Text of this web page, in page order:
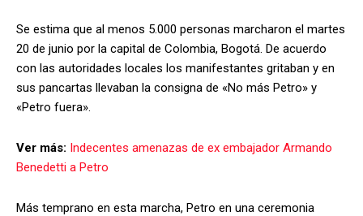
Se estima que al menos 5.000 personas marcharon el martes
20 de junio por la capital de Colombia, Bogotá. De acuerdo
con las autoridades locales los manifestantes gritaban y en
sus pancartas llevaban la consigna de «No más Petro» y
«Petro fuera».
Ver más: Indecentes amenazas de ex embajador Armando
Benedetti a Petro
Más temprano en esta marcha, Petro en una ceremonia